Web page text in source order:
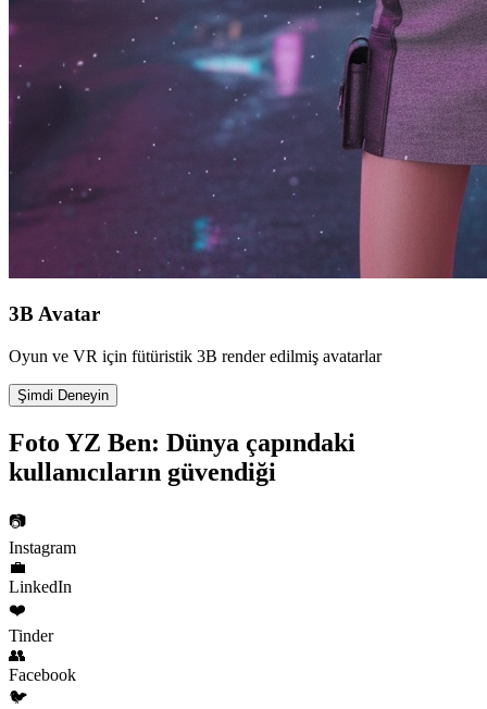
3B Avatar
Oyun ve VR için fütüristik 3B render edilmiş avatarlar
Şimdi Deneyin
Foto YZ Ben: Dünya çapındaki
kullanıcıların güvendiği
📷
Instagram
💼
LinkedIn
❤️
Tinder
👥
Facebook
🐦